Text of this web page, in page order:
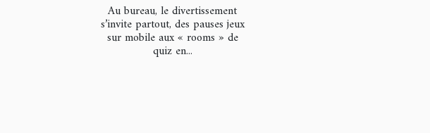
Au bureau, le divertissement
s’invite partout, des pauses jeux
sur mobile aux « rooms » de
quiz en...